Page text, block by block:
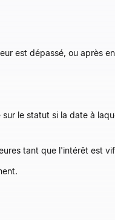
est dépassé, ou après
le statut si la date à
tant que l'intérêt est